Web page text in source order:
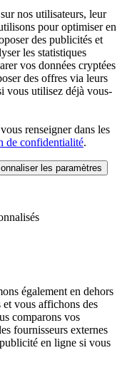
nos utilisateurs, leur
pour optimiser en
des publicités et
les statistiques
vos données cryptées
des offres via leurs
vous utilisez déjà vous-
renseigner dans les
de confidentialité.
les paramètres
également en dehors
vous affichons des
comparons vos
fournisseurs externes
en ligne si vous